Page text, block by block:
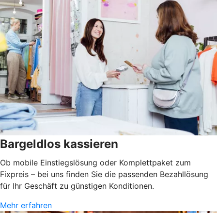
Bargeldlos kassieren
Ob mobile Einstiegslösung oder Komplettpaket zum
Fixpreis – bei uns finden Sie die passenden Bezahllösung
für Ihr Geschäft zu günstigen Konditionen.
Mehr erfahren